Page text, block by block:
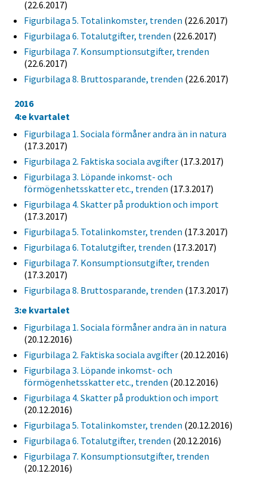
(22.6.2017)
Figurbilaga 5. Totalinkomster, trenden (22.6.2017)
Figurbilaga 6. Totalutgifter, trenden (22.6.2017)
Figurbilaga 7. Konsumptionsutgifter, trenden
(22.6.2017)
Figurbilaga 8. Bruttosparande, trenden (22.6.2017)
2016
4:e kvartalet
Figurbilaga 1. Sociala förmåner andra än in natura
(17.3.2017)
Figurbilaga 2. Faktiska sociala avgifter (17.3.2017)
Figurbilaga 3. Löpande inkomst- och
förmögenhetsskatter etc., trenden (17.3.2017)
Figurbilaga 4. Skatter på produktion och import
(17.3.2017)
Figurbilaga 5. Totalinkomster, trenden (17.3.2017)
Figurbilaga 6. Totalutgifter, trenden (17.3.2017)
Figurbilaga 7. Konsumptionsutgifter, trenden
(17.3.2017)
Figurbilaga 8. Bruttosparande, trenden (17.3.2017)
3:e kvartalet
Figurbilaga 1. Sociala förmåner andra än in natura
(20.12.2016)
Figurbilaga 2. Faktiska sociala avgifter (20.12.2016)
Figurbilaga 3. Löpande inkomst- och
förmögenhetsskatter etc., trenden (20.12.2016)
Figurbilaga 4. Skatter på produktion och import
(20.12.2016)
Figurbilaga 5. Totalinkomster, trenden (20.12.2016)
Figurbilaga 6. Totalutgifter, trenden (20.12.2016)
Figurbilaga 7. Konsumptionsutgifter, trenden
(20.12.2016)